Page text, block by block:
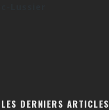
LES DERNIERS ARTICLES